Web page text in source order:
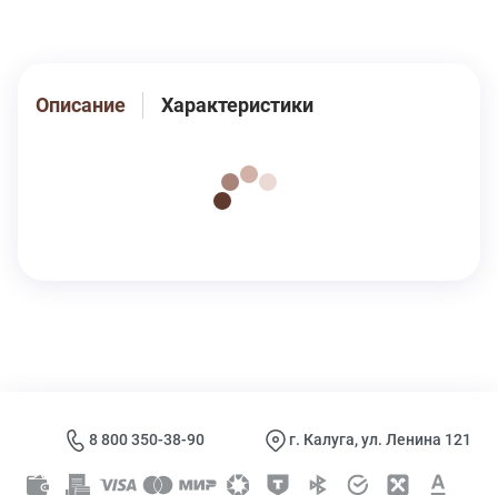
спасает ваши пальчики от натирания.
Описание Характеристики
8 800 350-38-90 г. Калуга, ул. Ленина 121